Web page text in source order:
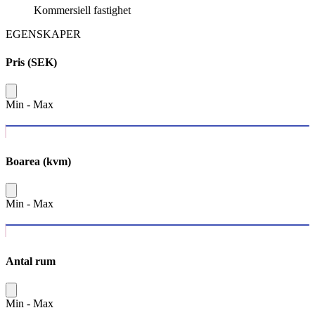
Kommersiell fastighet
EGENSKAPER
Pris (SEK)
Min - Max
Boarea (kvm)
Min - Max
Antal rum
Min - Max